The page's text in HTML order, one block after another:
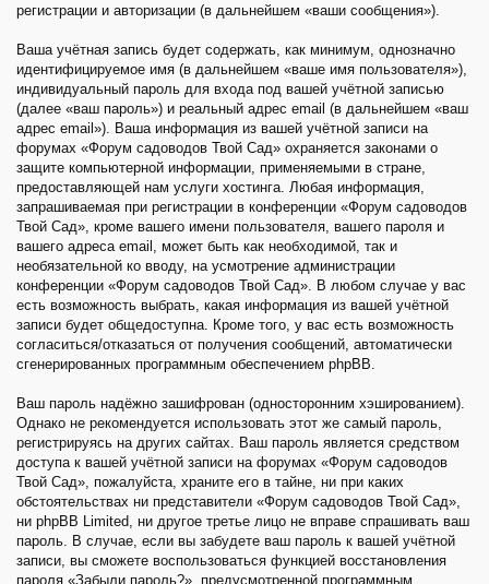
регистрации и авторизации (в дальнейшем «ваши сообщения»).
Ваша учётная запись будет содержать, как минимум, однозначно
идентифицируемое имя (в дальнейшем «ваше имя пользователя»),
индивидуальный пароль для входа под вашей учётной записью
(далее «ваш пароль») и реальный адрес email (в дальнейшем «ваш
адрес email»). Ваша информация из вашей учётной записи на
форумах «Форум садоводов Твой Сад» охраняется законами о
защите компьютерной информации, применяемыми в стране,
предоставляющей нам услуги хостинга. Любая информация,
запрашиваемая при регистрации в конференции «Форум садоводов
Твой Сад», кроме вашего имени пользователя, вашего пароля и
вашего адреса email, может быть как необходимой, так и
необязательной ко вводу, на усмотрение администрации
конференции «Форум садоводов Твой Сад». В любом случае у вас
есть возможность выбрать, какая информация из вашей учётной
записи будет общедоступна. Кроме того, у вас есть возможность
согласиться/отказаться от получения сообщений, автоматически
сгенерированных программным обеспечением phpBB.
Ваш пароль надёжно зашифрован (односторонним хэшированием).
Однако не рекомендуется использовать этот же самый пароль,
регистрируясь на других сайтах. Ваш пароль является средством
доступа к вашей учётной записи на форумах «Форум садоводов
Твой Сад», пожалуйста, храните его в тайне, ни при каких
обстоятельствах ни представители «Форум садоводов Твой Сад»,
ни phpBB Limited, ни другое третье лицо не вправе спрашивать ваш
пароль. В случае, если вы забудете ваш пароль к вашей учётной
записи, вы сможете воспользоваться функцией восстановления
пароля «Забыли пароль?», предусмотренной программным